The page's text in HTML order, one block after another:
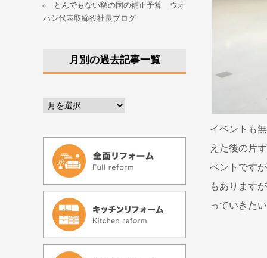
イベントも
えた後の片
ベントです
もあります
っていきた
とんでもない額の国の補正予算 ウオ
ハシ代表取締役社長ブログ
月別の過去記事一覧